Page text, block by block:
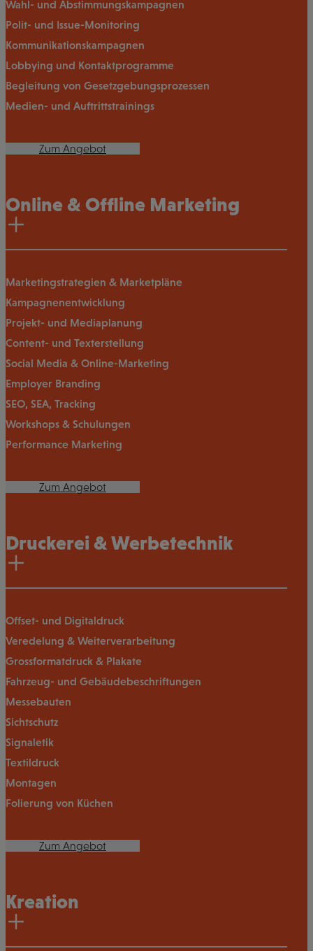
Wahl- und Abstimmungskampagnen
Polit- und Issue-Monitoring
Kommunikationskampagnen
Lobbying und Kontaktprogramme
Begleitung von Gesetzgebungsprozessen
Medien- und Auftrittstrainings
Zum Angebot
Online & Offline Marketing
Marketingstrategien & Marketpläne
Kampagnenentwicklung
Projekt- und Mediaplanung
Content- und Texterstellung
Social Media & Online-Marketing
Employer Branding
SEO, SEA, Tracking
Workshops & Schulungen
Performance Marketing
Zum Angebot
Druckerei & Werbetechnik
Offset- und Digitaldruck
Veredelung & Weiterverarbeitung
Grossformatdruck & Plakate
Fahrzeug- und Gebäudebeschriftungen
Messebauten
Sichtschutz
Signaletik
Textildruck
Montagen
Folierung von Küchen
Zum Angebot
Kreation